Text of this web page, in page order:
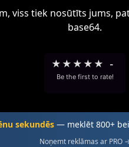
viss tiek nosūtīts jums,
base64.
★ ★ ★ ★ ★ -
Be the first to rate!
sekundēs— meklēt 800+
Noņemt reklāmas ar PRO